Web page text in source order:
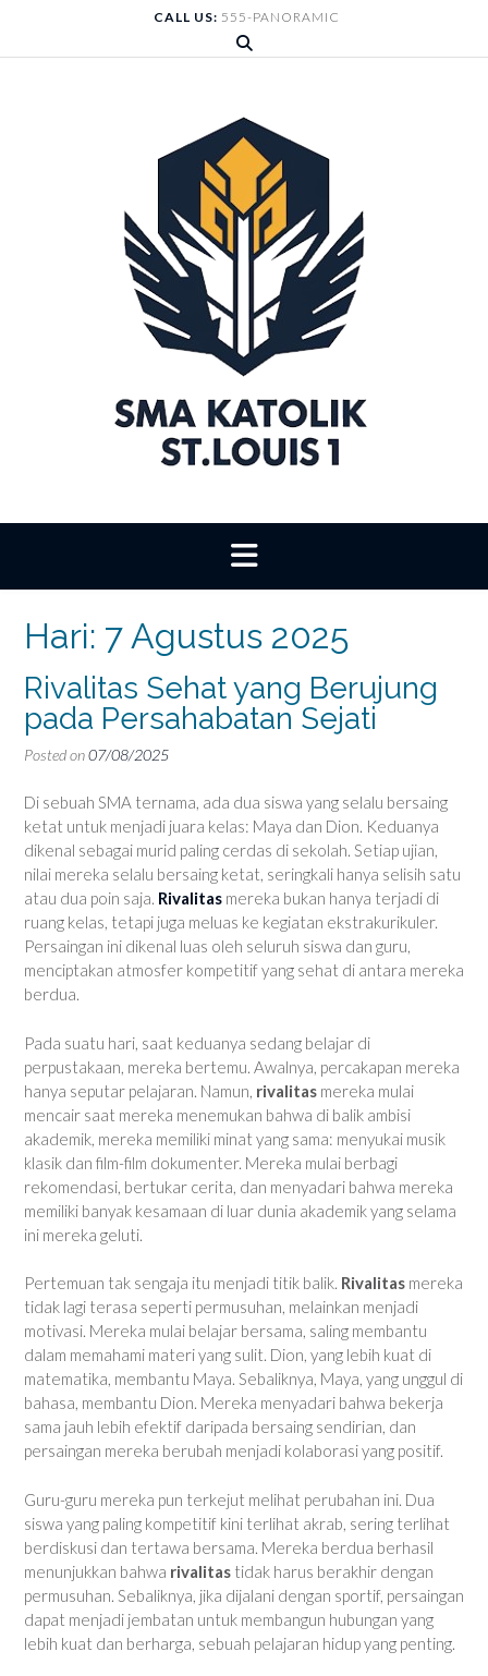
content
CALL US: 555-PANORAMIC
Hari: 7 Agustus 2025
Rivalitas Sehat yang Berujung
pada Persahabatan Sejati
Posted on07/08/2025
Di sebuah SMA ternama, ada dua siswa yang selalu bersaing
ketat untuk menjadi juara kelas: Maya dan Dion. Keduanya
dikenal sebagai murid paling cerdas di sekolah. Setiap ujian,
nilai mereka selalu bersaing ketat, seringkali hanya selisih satu
atau dua poin saja. Rivalitas mereka bukan hanya terjadi di
ruang kelas, tetapi juga meluas ke kegiatan ekstrakurikuler.
Persaingan ini dikenal luas oleh seluruh siswa dan guru,
menciptakan atmosfer kompetitif yang sehat di antara mereka
berdua.
Pada suatu hari, saat keduanya sedang belajar di
perpustakaan, mereka bertemu. Awalnya, percakapan mereka
hanya seputar pelajaran. Namun, rivalitas mereka mulai
mencair saat mereka menemukan bahwa di balik ambisi
akademik, mereka memiliki minat yang sama: menyukai musik
klasik dan film-film dokumenter. Mereka mulai berbagi
rekomendasi, bertukar cerita, dan menyadari bahwa mereka
memiliki banyak kesamaan di luar dunia akademik yang selama
ini mereka geluti.
Pertemuan tak sengaja itu menjadi titik balik. Rivalitas mereka
tidak lagi terasa seperti permusuhan, melainkan menjadi
motivasi. Mereka mulai belajar bersama, saling membantu
dalam memahami materi yang sulit. Dion, yang lebih kuat di
matematika, membantu Maya. Sebaliknya, Maya, yang unggul di
bahasa, membantu Dion. Mereka menyadari bahwa bekerja
sama jauh lebih efektif daripada bersaing sendirian, dan
persaingan mereka berubah menjadi kolaborasi yang positif.
Guru-guru mereka pun terkejut melihat perubahan ini. Dua
siswa yang paling kompetitif kini terlihat akrab, sering terlihat
berdiskusi dan tertawa bersama. Mereka berdua berhasil
menunjukkan bahwa rivalitas tidak harus berakhir dengan
permusuhan. Sebaliknya, jika dijalani dengan sportif, persaingan
dapat menjadi jembatan untuk membangun hubungan yang
lebih kuat dan berharga, sebuah pelajaran hidup yang penting.